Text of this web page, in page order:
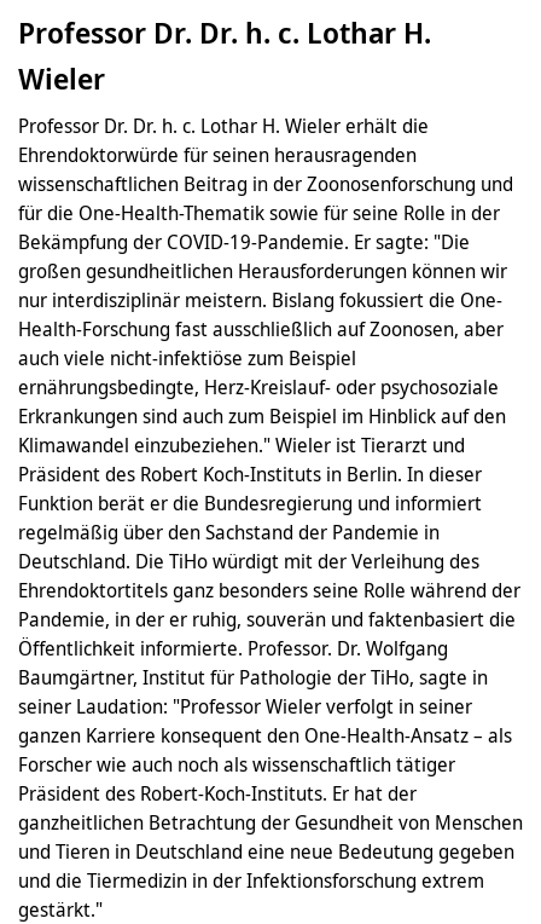
Professor Dr. Dr. h. c. Lothar H.
Wieler
Professor Dr. Dr. h. c. Lothar H. Wieler erhält die
Ehrendoktorwürde für seinen herausragenden
wissenschaftlichen Beitrag in der Zoonosenforschung und
für die One-Health-Thematik sowie für seine Rolle in der
Bekämpfung der COVID-19-Pandemie. Er sagte: "Die
großen gesundheitlichen Herausforderungen können wir
nur interdisziplinär meistern. Bislang fokussiert die One-
Health-Forschung fast ausschließlich auf Zoonosen, aber
auch viele nicht-infektiöse zum Beispiel
ernährungsbedingte, Herz-Kreislauf- oder psychosoziale
Erkrankungen sind auch zum Beispiel im Hinblick auf den
Klimawandel einzubeziehen." Wieler ist Tierarzt und
Präsident des Robert Koch-Instituts in Berlin. In dieser
Funktion berät er die Bundesregierung und informiert
regelmäßig über den Sachstand der Pandemie in
Deutschland. Die TiHo würdigt mit der Verleihung des
Ehrendoktortitels ganz besonders seine Rolle während der
Pandemie, in der er ruhig, souverän und faktenbasiert die
Öffentlichkeit informierte. Professor. Dr. Wolfgang
Baumgärtner, Institut für Pathologie der TiHo, sagte in
seiner Laudation: "Professor Wieler verfolgt in seiner
ganzen Karriere konsequent den One-Health-Ansatz – als
Forscher wie auch noch als wissenschaftlich tätiger
Präsident des Robert-Koch-Instituts. Er hat der
ganzheitlichen Betrachtung der Gesundheit von Menschen
und Tieren in Deutschland eine neue Bedeutung gegeben
und die Tiermedizin in der Infektionsforschung extrem
gestärkt."